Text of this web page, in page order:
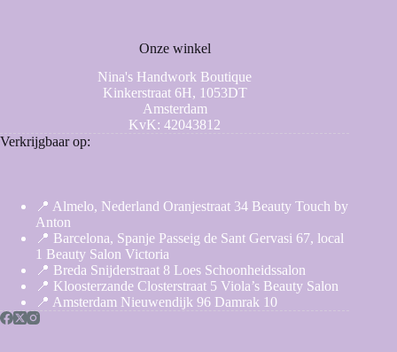
Onze winkel
Nina's Handwork Boutique
Kinkerstraat 6H, 1053DT
Amsterdam
KvK: 42043812
Verkrijgbaar op:
📍 Almelo, Nederland Oranjestraat 34 Beauty Touch by
Anton
📍 Barcelona, Spanje Passeig de Sant Gervasi 67, local
1 Beauty Salon Victoria
📍 Breda Snijderstraat 8 Loes Schoonheidssalon
📍 Kloosterzande Closterstraat 5 Viola’s Beauty Salon
📍 Amsterdam Nieuwendijk 96 Damrak 10